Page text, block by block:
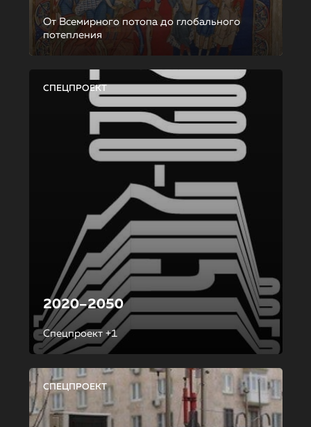
От Всемирного потопа до глобального
потепления
СПЕЦПРОЕКТ
2020–2050
Спецпроект +1
СПЕЦПРОЕКТ